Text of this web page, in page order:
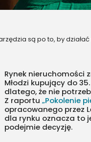
są po to, by
Rynek nieruchomości
Młodzi kupujący do
dlatego, że nie
Z raportu„Pokolenie
opracowanego przez
dla rynku oznacza to
podejmie decyzję.